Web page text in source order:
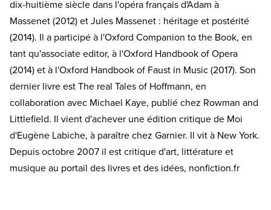
dix-huitième siècle dans l'opéra français d'Adam à
Massenet (2012) et Jules Massenet : héritage et postérité
(2014). Il a participé à l'Oxford Companion to the Book, en
tant qu'associate editor, à l'Oxford Handbook of Opera
(2014) et à l'Oxford Handbook of Faust in Music (2017). Son
dernier livre est The real Tales of Hoffmann, en
collaboration avec Michael Kaye, publié chez Rowman and
Littlefield. Il vient d'achever une édition critique de Moi
d'Eugène Labiche, à paraître chez Garnier. Il vit à New York.
Depuis octobre 2007 il est critique d'art, littérature et
musique au portail des livres et des idées, nonfiction.fr